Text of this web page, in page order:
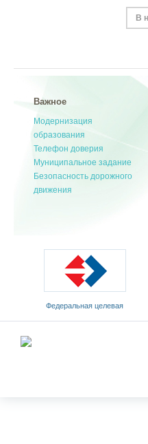
В
Важное
Модернизация
образования
Телефон доверия
Муниципальное задание
Безопасность дорожного
движения
развития
Cправочно-
портал